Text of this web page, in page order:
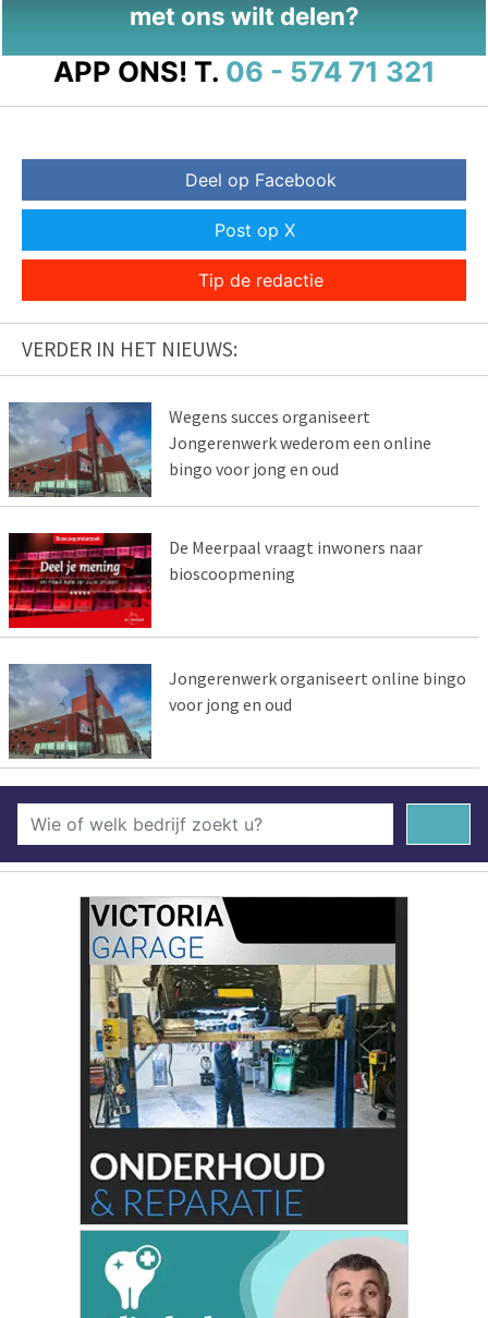
met ons wilt delen?
APP ONS! T. 06 - 574 71 321
Deel op Facebook
Post op X
Tip de redactie
VERDER IN HET NIEUWS:
Wegens succes organiseert
Jongerenwerk wederom een online
bingo voor jong en oud
De Meerpaal vraagt inwoners naar
bioscoopmening
Jongerenwerk organiseert online bingo
voor jong en oud